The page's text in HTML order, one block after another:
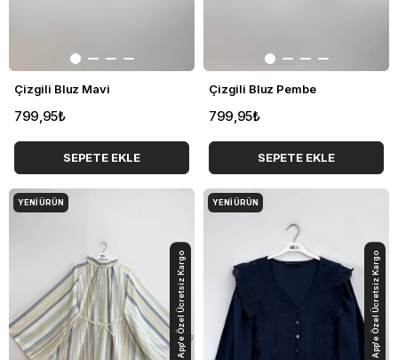
Çizgili Bluz Mavi
799,95₺
SEPETE EKLE
Çizgili Bluz Pembe
799,95₺
SEPETE EKLE
YENI ÜRÜN
App'e Özel Ücretsiz Kargo
YENI ÜRÜN
App'e Özel Ücretsiz Kargo